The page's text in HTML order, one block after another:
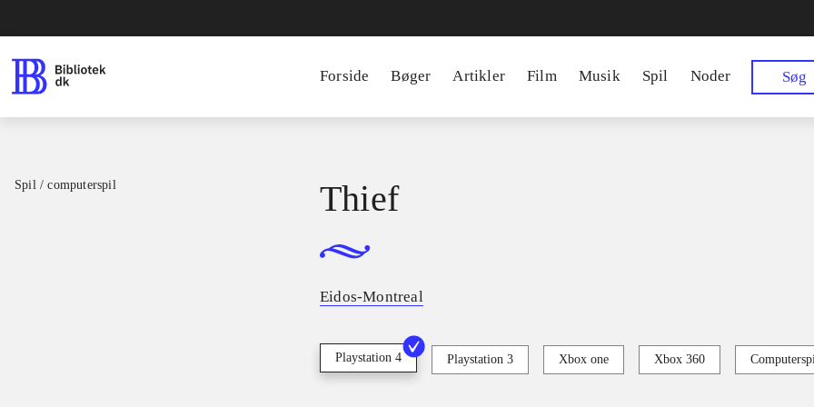
Forside Bøger Artikler Film Musik Spil Noder Søg
Spil / computerspil Thief
Eidos-Montreal
Playstation 4 Playstation 3 Xbox one Xbox 360